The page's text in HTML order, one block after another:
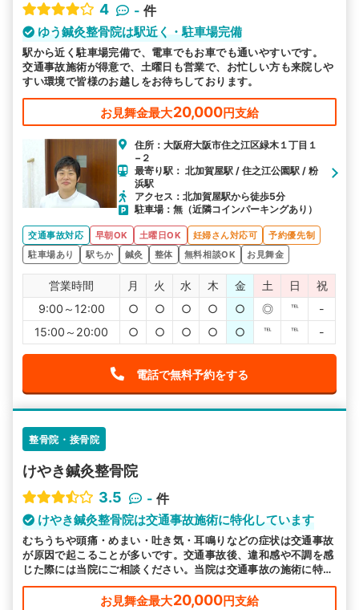
4
- 件
ゆう鍼灸整骨院は駅近く・駐車場完備
駅から近く駐車場完備で、電車でもお車でも通いやすいです。
交通事故施術が得意で、土曜日も営業で、お忙しい方も来院しや
すい環境で皆様のお越しをお待ちしております。
お見舞金最大20,000円支給
住所：大阪府大阪市住之江区緑木１丁目１
−２
最寄り駅： 北加賀屋駅 / 住之江公園駅 / 粉
浜駅
アクセス：北加賀屋駅から徒歩5分
駐車場：無（近隣コインパーキングあり）
交通事故対応 早朝OK 土曜日OK 妊婦さん対応可
予約優先制
駐車場あり
駅ちか 鍼灸 整体 無料相談OK お見舞金
営業時間 月 火 水 木 金 土 日
祝
9:00～12:00
○ ○ ○ ○ ○ ◎ ℡
-
15:00～20:00
○ ○ ○ ○ ○ ℡ ℡ -
電話で無料予約をする
整骨院・接骨院
けやき鍼灸整骨院
3.5
- 件
けやき鍼灸整骨院は交通事故施術に特化しています
むちうちや頭痛・めまい・吐き気・耳鳴りなどの症状は交通事故
が原因で起こることが多いです。交通事故後、違和感や不調を感
じた際には当院にご相談ください。当院は交通事故の施術に特化
しています。
お見舞金最大20,000円支給